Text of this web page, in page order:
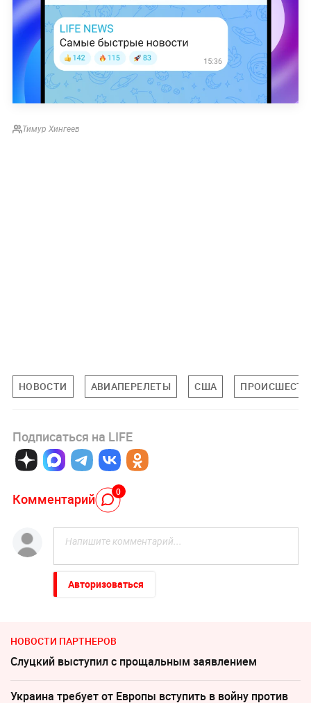
Тимур Хингеев
НОВОСТИ АВИАПЕРЕЛЕТЫ США
Подписаться на LIFE
Комментарий 0
Авторизоваться
НОВОСТИ ПАРТНЕРОВ
Слуцкий выступил с прощальным заявлением
Украина требует от Европы вступить в войну против